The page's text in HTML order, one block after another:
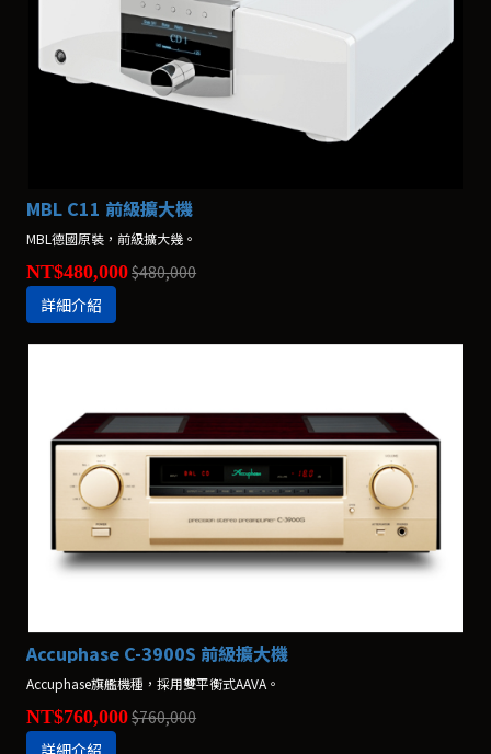
MBL C11 前級擴大機
MBL德國原裝，前級擴大幾。
NT$480,000$480,000
詳細介紹
Accuphase C-3900S 前級擴大機
Accuphase旗艦機種，採用雙平衡式AAVA。
NT$760,000$760,000
詳細介紹